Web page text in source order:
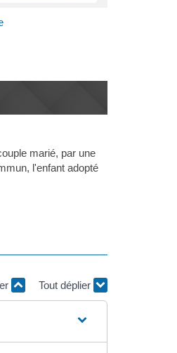
marié, par une
l'enfant adopté
Tout déplier